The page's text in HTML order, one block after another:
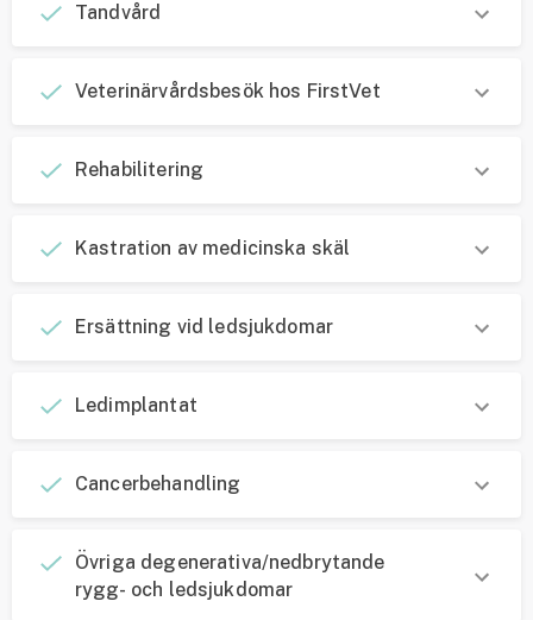
Tandvård
Veterinärvårdsbesök hos FirstVet
Rehabilitering
Kastration av medicinska skäl
Ersättning vid ledsjukdomar
Ledimplantat
Cancerbehandling
Övriga degenerativa/ned­brytande
rygg- och led­sjukdomar